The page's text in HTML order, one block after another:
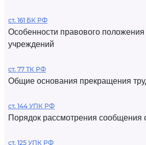
ст. 161 БК РФ
Особенности правового положения
учреждений
ст. 77 ТК РФ
Общие основания прекращения
ст. 144 УПК РФ
Порядок рассмотрения сообщения
ст. 125 УПК РФ